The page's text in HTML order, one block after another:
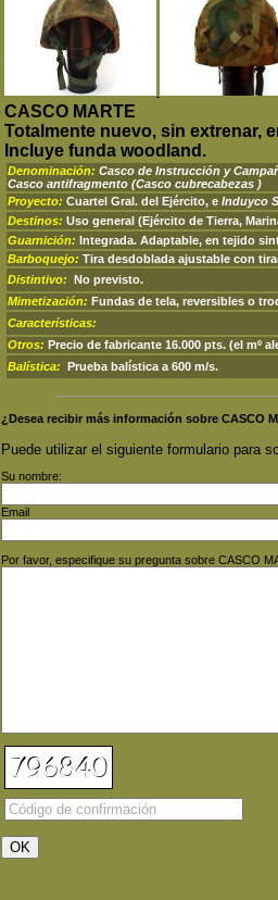
CASCO MARTE
Totalmente nuevo, sin extrenar,
Incluye funda woodland.
Denominación: Casco de Instrucción y
Casco antifragmento (Casco cubrecabezas )
Proyecto: Cuartel Gral. del Ejército, e Induyco
Destinos: Uso general (Ejército de Tierra,
Guarnición: Integrada. Adaptable, en tejido
Barboquejo: Tira desdoblada ajustable con
Distintivo: No previsto.
Mimetización: Fundas de tela, reversibles o
Características:
Otros: Precio de fabricante 16.000 pts. (el mº
Balística: Prueba balística a 600 m/s.
¿Desea recibir más información sobre CASCO
Puede utilizar el siguiente formulario para
Su nombre:
Email
Por favor, especifique su pregunta sobre CASCO